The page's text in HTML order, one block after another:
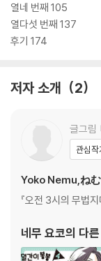
열네 번째 105
열다섯 번째 137
후기 174
저자 소개 2
글그림
관심작
Yoko Nemu,ね
『오전 3시의 무법
네무 요코의 다